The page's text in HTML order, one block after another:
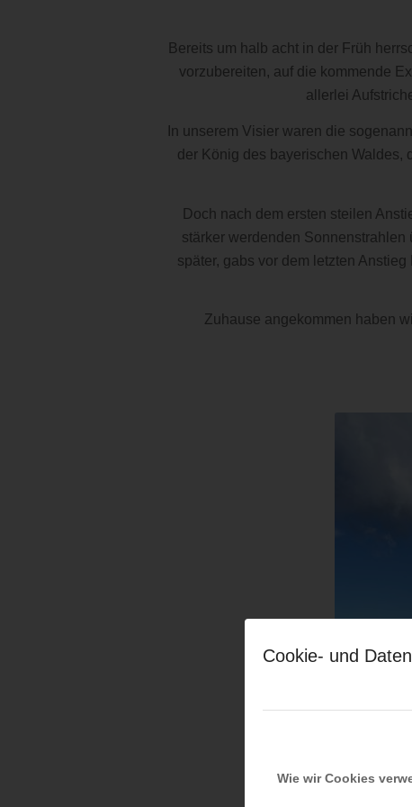
Cookie- und
Wie wir Cookies
Bereits um halb acht in der Früh
vorzubereiten, auf die kommende
allerlei
In unserem Visier waren die
der König des bayerischen Waldes,
Doch nach dem ersten steilen
stärker werdenden
später, gabs vor dem letzten
Zuhause angekommen haben